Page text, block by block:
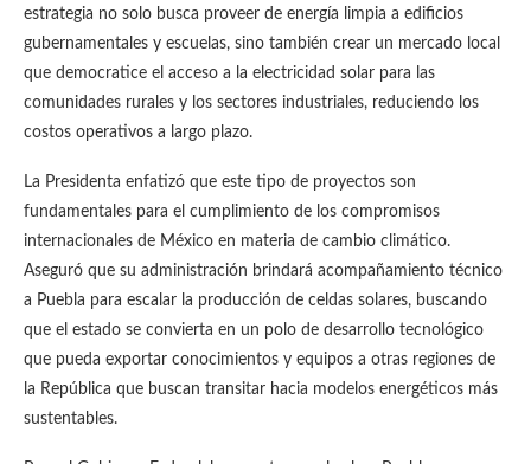
estrategia no solo busca proveer de energía limpia a edificios
gubernamentales y escuelas, sino también crear un mercado local
que democratice el acceso a la electricidad solar para las
comunidades rurales y los sectores industriales, reduciendo los
costos operativos a largo plazo.
La Presidenta enfatizó que este tipo de proyectos son
fundamentales para el cumplimiento de los compromisos
internacionales de México en materia de cambio climático.
Aseguró que su administración brindará acompañamiento técnico
a Puebla para escalar la producción de celdas solares, buscando
que el estado se convierta en un polo de desarrollo tecnológico
que pueda exportar conocimientos y equipos a otras regiones de
la República que buscan transitar hacia modelos energéticos más
sustentables.